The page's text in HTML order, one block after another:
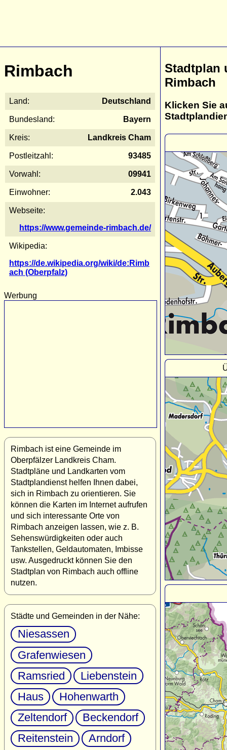
Rimbach
Land: Deutschland
Bundesland: Bayern
Kreis: Landkreis Cham
Postleitzahl: 93485
Vorwahl: 09941
Einwohner: 2.043
Webseite:
https://www.gemeinde-rimbach.de/
Wikipedia:
https://de.wikipedia.org/wiki/de:Rimb
ach (Oberpfalz)
Werbung
Rimbach ist eine Gemeinde im
Oberpfälzer Landkreis Cham.
Stadtpläne und Landkarten vom
Stadtplandienst helfen Ihnen dabei,
sich in Rimbach zu orientieren. Sie
können die Karten im Internet aufrufen
und sich interessante Orte von
Rimbach anzeigen lassen, wie z. B.
Sehenswürdigkeiten oder auch
Tankstellen, Geldautomaten, Imbisse
usw. Ausgedruckt können Sie den
Stadtplan von Rimbach auch offline
nutzen.
Städte und Gemeinden in der Nähe:
Niesassen
Grafenwiesen
Ramsried
Liebenstein
Haus
Hohenwarth
Zeltendorf
Beckendorf
Reitenstein
Arndorf
Stadtplan
Rimbach
Klicken Sie